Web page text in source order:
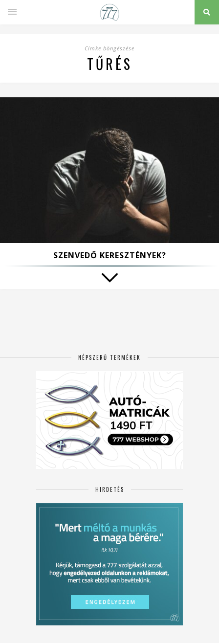
Címke böngészése
TŰRÉS
SZENVEDŐ KERESZTÉNYEK?
NÉPSZERŰ TERMÉKEK
HIRDETÉS